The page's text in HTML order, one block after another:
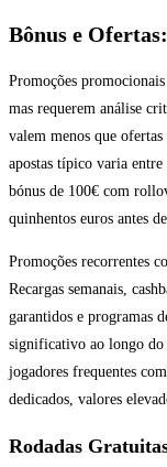
Bônus e
Promoções
mas requerem análise
valem menos que
apostas típico varia
bónus de 100€ com
quinhentos euros antes
Promoções recorrentes
Recargas semanais,
garantidos e programas
significativo ao longo do
jogadores frequentes
dedicados, valores
Rodadas